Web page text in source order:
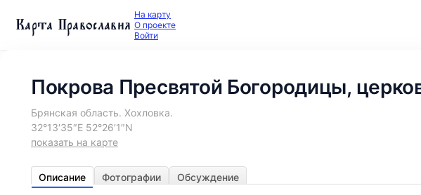
Карта Православия На карту
О проекте
Войти
Покрова Пресвятой Богородицы,
Брянская область. Хохловка.
32°13′35″E 52°26′1″N
показать на карте
Описание Фотографии Обсуждение